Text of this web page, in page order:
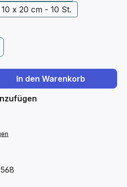
10 x 20 cm - 10 St.
den gewünschten
In den Warenkorb